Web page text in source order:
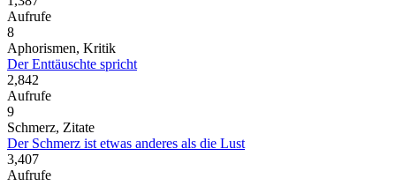
Aufrufe
8
Aphorismen, Kritik
Der Enttäuschte spricht
2,842
Aufrufe
9
Schmerz, Zitate
Der Schmerz ist etwas anderes als die Lust
3,407
Aufrufe